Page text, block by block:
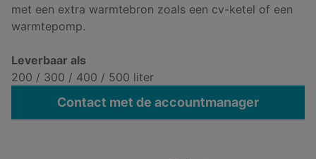
met een extra warmtebron zoals een cv-ketel of een
warmtepomp.
Leverbaar als
200 / 300 / 400 / 500 liter
Contact met de accountmanager